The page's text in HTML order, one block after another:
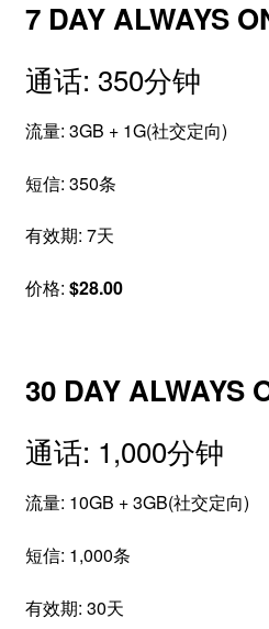
7 DAY ALWAYS
通话: 350分钟
流量: 3GB + 1G(社交定向)
短信: 350条
有效期: 7天
价格: $28.00
30 DAY ALWAYS
通话: 1,000分钟
流量: 10GB + 3GB(社交定向)
短信: 1,000条
有效期: 30天